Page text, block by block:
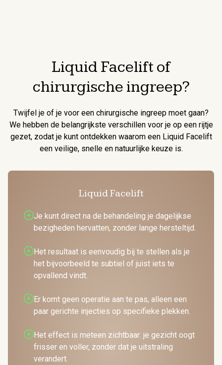
Liquid Facelift of
chirurgische ingreep?
Twijfel je of je voor een chirurgische ingreep moet gaan?
We hebben de belangrijkste verschillen voor je op een rijtje
gezet, zodat je kunt ontdekken waarom een Liquid Facelift
een veilige, snelle en natuurlijke keuze is.
Liquid Facelift
Je kunt direct na de behandeling je dagelijkse
bezigheden hervatten, zonder lange hersteltijd.
Het resultaat is eenvoudig bij te stellen als je
het bijvoorbeeld te subtiel of juist iets te
opvallend vindt.
Er komt geen operatie aan te pas, alleen een
paar gerichte injecties op specifieke plekken.
Het effect is meteen zichtbaar: je gezicht oogt
frisser en voller, zonder dat je uitstraling
verandert.